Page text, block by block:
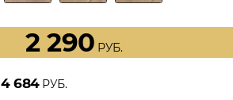
2 290 РУБ.
4 684РУБ.